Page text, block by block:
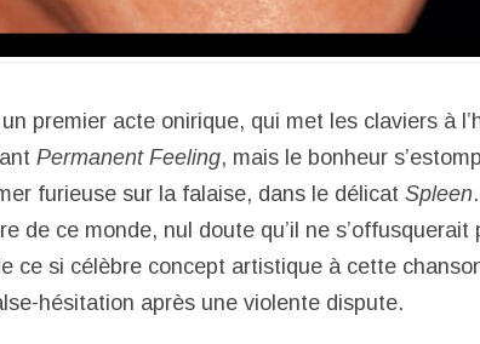
premier acte onirique, qui met les claviers à
Permanent Feeling, mais le bonheur
furieuse sur la falaise, dans le délicat Spleen
de ce monde, nul doute qu’il ne s’offusquerait
ce si célèbre concept artistique à cette
hésitation après une violente dispute.